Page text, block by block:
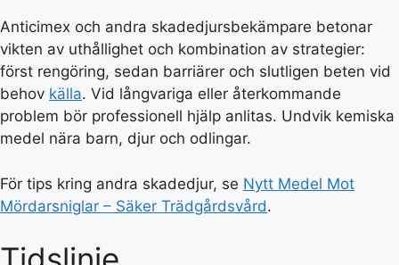
Anticimex och andra skadedjursbekämpare betonar
vikten av uthållighet och kombination av strategier:
först rengöring, sedan barriärer och slutligen beten vid
behov källa. Vid långvariga eller återkommande
problem bör professionell hjälp anlitas. Undvik kemiska
medel nära barn, djur och odlingar.
För tips kring andra skadedjur, se Nytt Medel Mot
Mördarsniglar – Säker Trädgårdsvård.